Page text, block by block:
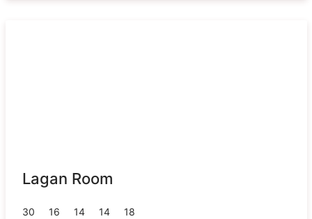
Lagan Room
30 16 14 14 18